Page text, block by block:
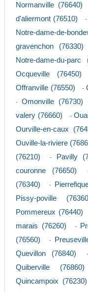
Normanville (76640)
d'aliermont (76510)
-
Notre-dame-de-
gravenchon (76330)
Notre-dame-du-parc
Ocqueville (76450)
Offranville (76550) -
- Omonville (76730)
valery (76660)
-
Ourville-en-caux
Ouville-la-riviere
(76210)
- Pavilly
couronne (76650)
(76340)
-
Pissy-poville
Pommereux (76440)
marais (76260)
-
(76560)
-
Quevillon (76840)
Quiberville (76860)
Quincampoix (76230)